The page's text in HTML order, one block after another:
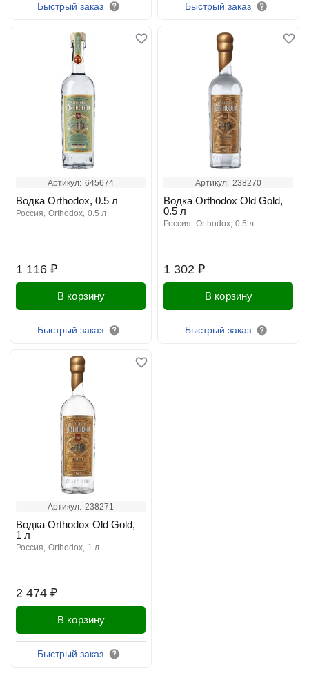
Быстрый заказ Быстрый заказ
Артикул: 645674
1 116 ₽
Водка Orthodox, 0.5 л
россия orthodox 0.5 л
В корзину
Быстрый заказ
Артикул: 238270
1 302 ₽
Водка Orthodox Old Gold,
0.5 л
россия orthodox 0.5 л
В корзину
Быстрый заказ
Артикул: 238271
2 474 ₽
Водка Orthodox Old Gold,
1 л
россия orthodox 1 л
В корзину
Быстрый заказ